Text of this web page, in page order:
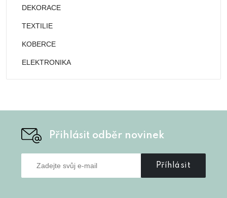
DEKORACE
TEXTILIE
KOBERCE
ELEKTRONIKA
Přihlásit odběr novinek
Příhlásit